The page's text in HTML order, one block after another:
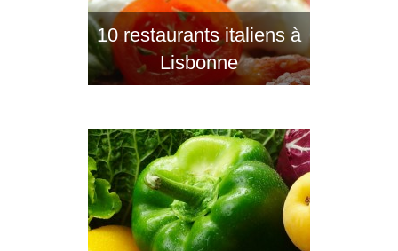
10 restaurants italiens à
Lisbonne